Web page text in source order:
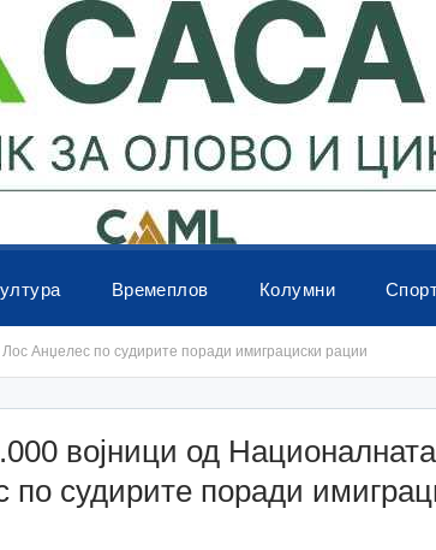
Времеплов Колумни
Анџелес по судирите поради имиграциски рации
војници од
по судирите поради